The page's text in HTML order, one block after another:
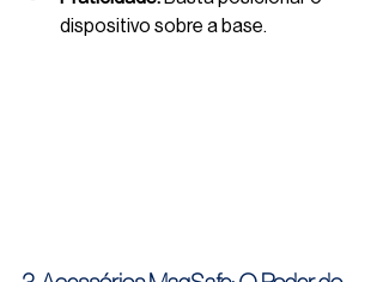
dispositivo sobre a base.